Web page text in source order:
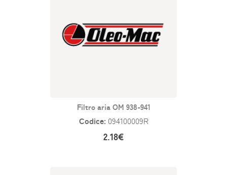
Filtro aria OM 938-941
Codice: 094100009R
2.18€